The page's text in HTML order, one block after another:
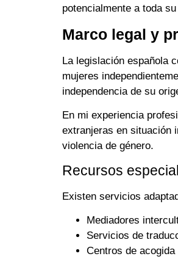
potencialmente a toda
Marco legal y
La legislación española
mujeres
independencia de su
En mi experiencia
extranjeras en situación
violencia de género.
Recursos
Existen servicios
Mediadores
Servicios de
Centros de